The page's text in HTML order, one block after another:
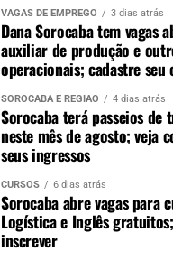
VAGAS DE EMPREGO 3 dias atrás
Dana Sorocaba tem vagas
auxiliar de produção e
operacionais; cadastre
SOROCABA E REGIÃO 4 dias atrás
Sorocaba terá passeios
neste mês de agosto; veja
seus ingressos
CURSOS 6 dias atrás
Sorocaba abre vagas para
Logística e Inglês
inscrever